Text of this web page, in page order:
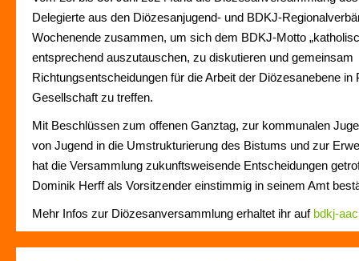
Delegierte aus den Diözesanjugend- und BDKJ-
Wochenende zusammen, um sich dem BDKJ-Motto
entsprechend auszutauschen, zu diskutieren und gemeinsam
Richtungsentscheidungen für die Arbeit der Diözesanebene in
Gesellschaft zu treffen.
Mit Beschlüssen zum offenen Ganztag, zur kommunalen
von Jugend in die Umstrukturierung des Bistums und zur
hat die Versammlung zukunftsweisende Entscheidungen
Dominik Herff als Vorsitzender einstimmig in seinem Amt
Mehr Infos zur Diözesanversammlung erhaltet ihr auf bdkj-